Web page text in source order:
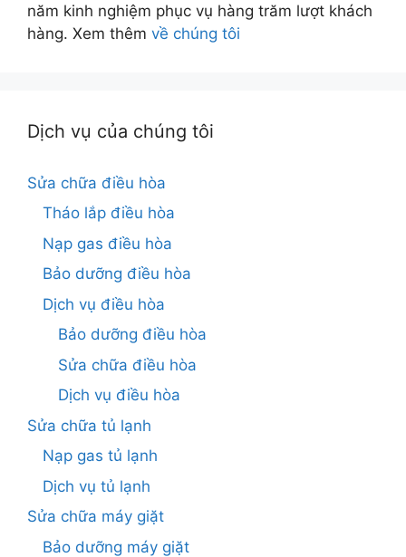
năm kinh nghiệm phục vụ hàng trăm lượt khách
hàng. Xem thêm về chúng tôi
Dịch vụ của chúng tôi
Sửa chữa điều hòa
Tháo lắp điều hòa
Nạp gas điều hòa
Bảo dưỡng điều hòa
Dịch vụ điều hòa
Bảo dưỡng điều hòa
Sửa chữa điều hòa
Dịch vụ điều hòa
Sửa chữa tủ lạnh
Nạp gas tủ lạnh
Dịch vụ tủ lạnh
Sửa chữa máy giặt
Bảo dưỡng máy giặt